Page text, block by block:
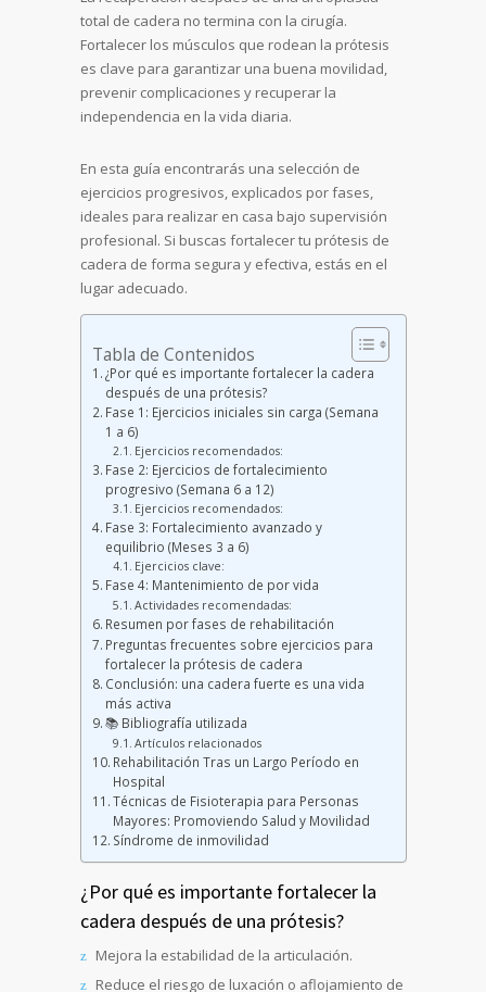
total de cadera no termina con la cirugía.
Fortalecer los músculos que rodean la prótesis
es clave para garantizar una buena movilidad,
prevenir complicaciones y recuperar la
independencia en la vida diaria.
En esta guía encontrarás una selección de
ejercicios progresivos, explicados por fases,
ideales para realizar en casa bajo supervisión
profesional. Si buscas fortalecer tu prótesis de
cadera de forma segura y efectiva, estás en el
lugar adecuado.
Tabla de Contenidos
¿Por qué es importante fortalecer la cadera
después de una prótesis?
Fase 1: Ejercicios iniciales sin carga (Semana
1 a 6)
Ejercicios recomendados:
Fase 2: Ejercicios de fortalecimiento
progresivo (Semana 6 a 12)
Ejercicios recomendados:
Fase 3: Fortalecimiento avanzado y
equilibrio (Meses 3 a 6)
Ejercicios clave:
Fase 4: Mantenimiento de por vida
Actividades recomendadas:
Resumen por fases de rehabilitación
Preguntas frecuentes sobre ejercicios para
fortalecer la prótesis de cadera
Conclusión: una cadera fuerte es una vida
más activa
📚 Bibliografía utilizada
Artículos relacionados
Rehabilitación Tras un Largo Período en
Hospital
Técnicas de Fisioterapia para Personas
Mayores: Promoviendo Salud y Movilidad
Síndrome de inmovilidad
¿Por qué es importante fortalecer la
cadera después de una prótesis?
Mejora la estabilidad de la articulación.
Reduce el riesgo de luxación o aflojamiento de